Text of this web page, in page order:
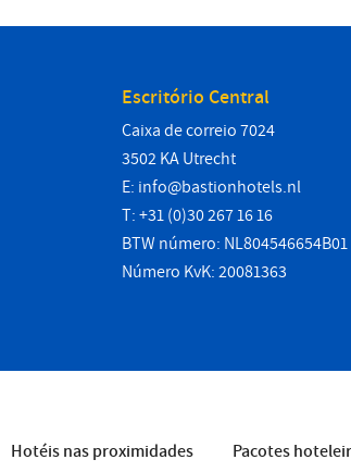
Escritório Central
Caixa de correio 7024
3502 KA Utrecht
E: info@bastionhotels.nl
T: +31 (0)30 267 16 16
BTW número: NL804546654B01
Número KvK: 20081363
Hotéis nas proximidades Pacotes